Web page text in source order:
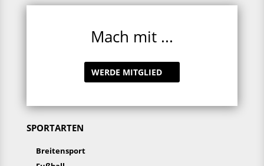
Mach mit ...
WERDE MITGLIED
SPORTARTEN
Breitensport